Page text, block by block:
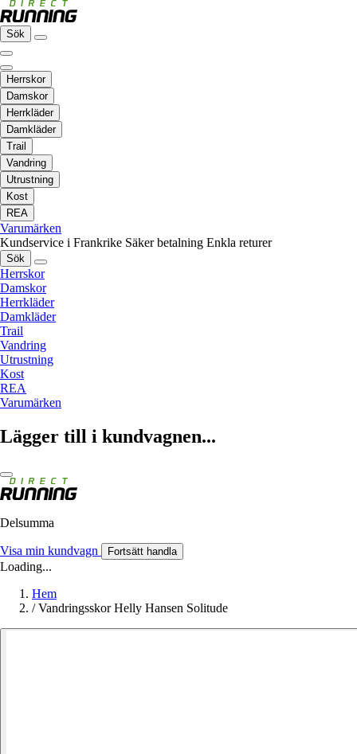
Sök
Herrskor
Damskor
Herrkläder
Damkläder
Trail
Vandring
Utrustning
Kost
REA
Varumärken
Kundservice i Frankrike Säker betalning Enkla returer
Sök
Herrskor
Damskor
Herrkläder
Damkläder
Trail
Vandring
Utrustning
Kost
REA
Varumärken
Lägger till i kundvagnen...
Delsumma
Visa min kundvagn Fortsätt handla
Loading...
Hem
/ Vandringsskor Helly Hansen Solitude